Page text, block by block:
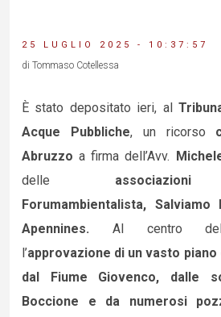
25 LUGLIO 2025 - 10:37:57
di Tommaso Cotellessa
È stato depositato ieri, al
Acque Pubbliche, un ricorso
Abruzzo a firma dell’Avv.
delle
Forumambientalista, Salviamo
Apennines. Al centro
l’approvazione di un vasto
dal Fiume Giovenco, dalle
Boccione e da numerosi